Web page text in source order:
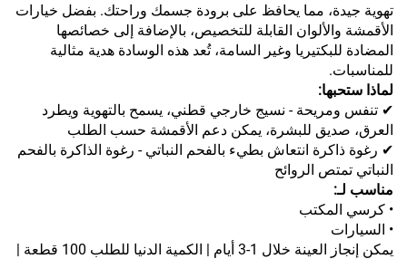
تهوية جيدة، مما يحافظ على برودة جسمك وراحتك. بفضل خيارات
الأقمشة والألوان القابلة للتخصيص، بالإضافة إلى خصائصها
المضادة للبكتيريا وغير السامة، تُعد هذه الوسادة هدية مثالية
للمناسبات.
لماذا ستحبها:
✔ تنفس ومريحة - نسيج خارجي قطني، يسمح بالتهوية ويطرد
العرق، صديق للبشرة، يمكن دعم الأقمشة حسب الطلب
✔ رغوة ذاكرة انتعاش بطيء بالفحم النباتي - رغوة الذاكرة بالفحم
النباتي تمتص الروائح
مناسب لـ:
• كرسي المكتب
• السيارات
يمكن إنجاز العينة خلال 1-3 أيام | الكمية الدنيا للطلب 100 قطعة |